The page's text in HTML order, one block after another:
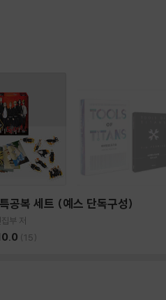
공복 세트 (예스 단독구성)
집부 저
(15)